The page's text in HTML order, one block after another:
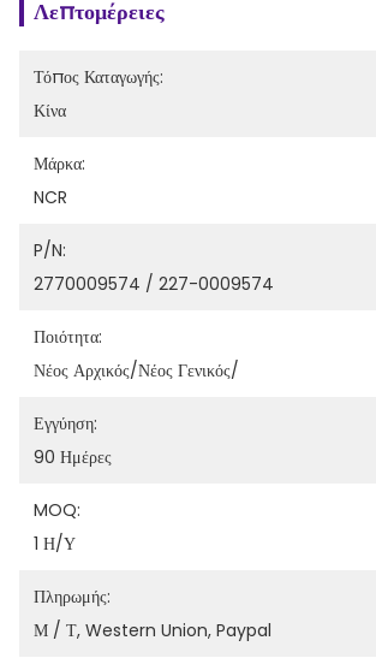
Λεπτομέρειες
Τόπος Καταγωγής:
Κίνα
Μάρκα:
NCR
P/N:
2770009574 / 227-0009574
Ποιότητα:
Νέος Αρχικός/νέος Γενικός/
Εγγύηση:
90 Ημέρες
MOQ:
1 Η/υ
Πληρωμής:
Μ / Τ, Western Union, Paypal